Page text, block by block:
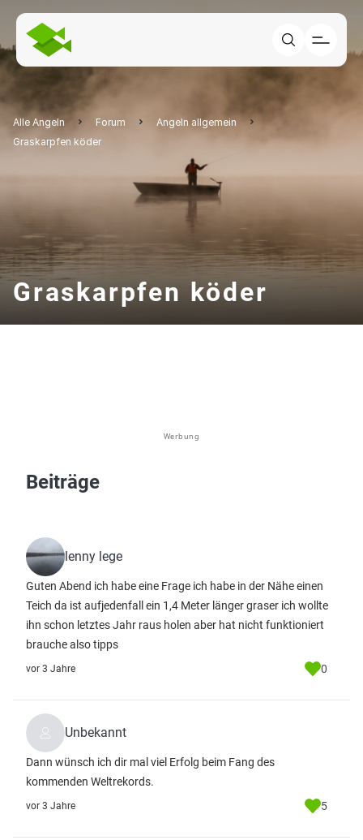
Alle Angeln Forum
Angeln allgemein
Graskarpfen köder
Graskarpfen köder
Werbung
Beiträge
lenny lege
Guten Abend ich habe eine Frage ich habe in der Nähe einen
Teich da ist aufjedenfall ein 1,4 Meter länger graser ich wollte
ihn schon letztes Jahr raus holen aber hat nicht funktioniert
brauche also tipps
vor 3 Jahre 0
Unbekannt
Dann wünsch ich dir mal viel Erfolg beim Fang des
kommenden Weltrekords.
vor 3 Jahre 5